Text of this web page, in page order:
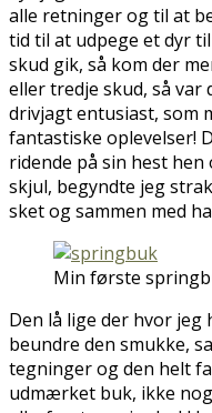
alle retninger og til at
tid til at udpege et dyr
skud gik, så kom der
eller tredje skud, så var
drivjagt entusiast, som
fantastiske oplevelser!
ridende på sin hest
skjul, begyndte jeg
sket og sammen med
Min første
Den lå lige der hvor jeg
beundre den smukke,
tegninger og den helt
udmærket buk, ikke